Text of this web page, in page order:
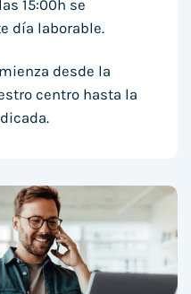
15:00h se
día laborable.
desde la
centro hasta la